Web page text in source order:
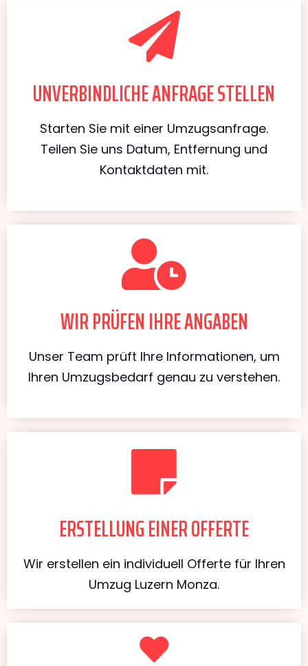
UNVERBINDLICHE ANFRAGE STELLEN
Starten Sie mit einer Umzugsanfrage.
Teilen Sie uns Datum, Entfernung und
Kontaktdaten mit.
WIR PRÜFEN IHRE ANGABEN
Unser Team prüft Ihre Informationen, um
Ihren Umzugsbedarf genau zu verstehen.
ERSTELLUNG EINER OFFERTE
Wir erstellen ein individuell Offerte für Ihren
Umzug Luzern Monza.